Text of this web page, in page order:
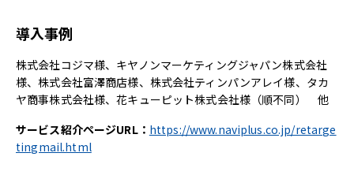
導入事例
株式会社コジマ様、キヤノンマーケティングジャパン株式会社
様、株式会社富澤商店様、株式会社ティンパンアレイ様、タカ
ヤ商事株式会社様、花キューピット株式会社様（順不同） 他
サービス紹介ページURL： https://www.naviplus.co.jp/retarge
tingmail.html